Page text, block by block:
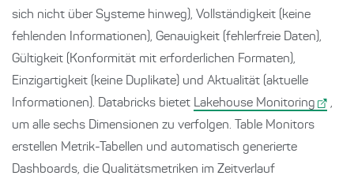
sich nicht über Systeme hinweg), Vollständigkeit (keine
fehlenden Informationen), Genauigkeit (fehlerfreie Daten),
Gültigkeit (Konformität mit erforderlichen Formaten),
Einzigartigkeit (keine Duplikate) und Aktualität (aktuelle
Informationen). Databricks bietet Lakehouse Monitoring
,
um alle sechs Dimensionen zu verfolgen. Table Monitors
erstellen Metrik-Tabellen und automatisch generierte
Dashboards, die Qualitätsmetriken im Zeitverlauf